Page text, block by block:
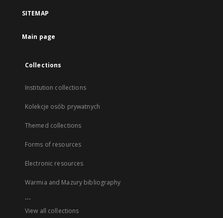
SITEMAP
Main page
Collections
Institution collections
Kolekcje osób prywatnych
Themed collections
Forms of resources
Electronic resources
Warmia and Mazury bibliography
...
View all collections